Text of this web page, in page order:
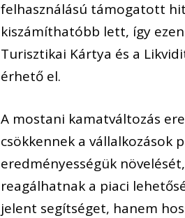
felhasználású támogatott
kiszámíthatóbb lett, így
Turisztikai Kártya és a L
érhető el.
A mostani kamatváltozás
csökkennek a vállalkozások
eredményességük növelését
reagálhatnak a piaci
jelent segítséget, hanem